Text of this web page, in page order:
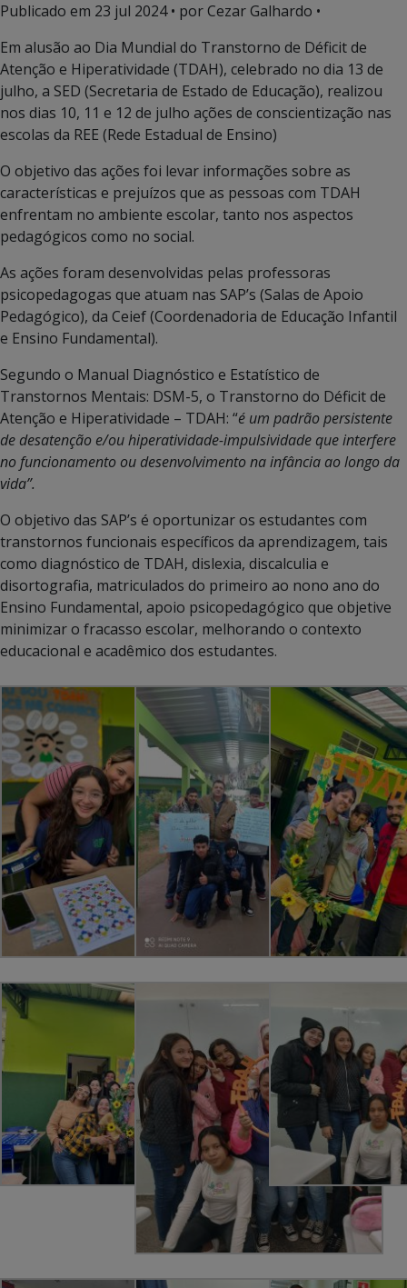
Publicado em 23 jul 2024• por Cezar Galhardo •
Em alusão ao Dia Mundial do Transtorno de Déficit de
Atenção e Hiperatividade (TDAH), celebrado no dia 13 de
julho, a SED (Secretaria de Estado de Educação), realizou
nos dias 10, 11 e 12 de julho ações de conscientização nas
escolas da REE (Rede Estadual de Ensino)
O objetivo das ações foi levar informações sobre as
características e prejuízos que as pessoas com TDAH
enfrentam no ambiente escolar, tanto nos aspectos
pedagógicos como no social.
As ações foram desenvolvidas pelas professoras
psicopedagogas que atuam nas SAP’s (Salas de Apoio
Pedagógico), da Ceief (Coordenadoria de Educação Infantil
e Ensino Fundamental).
Segundo o Manual Diagnóstico e Estatístico de
Transtornos Mentais: DSM-5, o Transtorno do Déficit de
Atenção e Hiperatividade – TDAH: “é um padrão persistente
de desatenção e/ou hiperatividade-impulsividade que interfere
no funcionamento ou desenvolvimento na infância ao longo da
vida”.
O objetivo das SAP’s é oportunizar os estudantes com
transtornos funcionais específicos da aprendizagem, tais
como diagnóstico de TDAH, dislexia, discalculia e
disortografia, matriculados do primeiro ao nono ano do
Ensino Fundamental, apoio psicopedagógico que objetive
minimizar o fracasso escolar, melhorando o contexto
educacional e acadêmico dos estudantes.